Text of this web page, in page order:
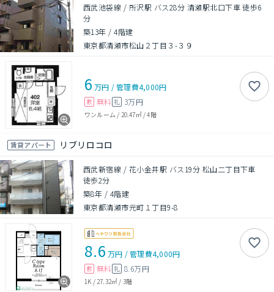
西武池袋線 / 所沢駅 バス28分 清瀬駅北口下車 徒歩6
分
築13年 /4階建
東京都清瀬市松山２丁目３-３９
6 万円 /管理費4,000円
敷 無料 礼 3万円
ワンルーム / 20.47㎡/4階
賃貸アパート リブリロコロ
西武新宿線 / 花小金井駅 バス19分 松山二丁目下車
徒歩2分
築8年 / 4階建
東京都清瀬市元町１丁目9-8
8.6 万円 /管理費4,000円
敷 無料 礼 8.6万円
1K /27.32㎡ / 3階